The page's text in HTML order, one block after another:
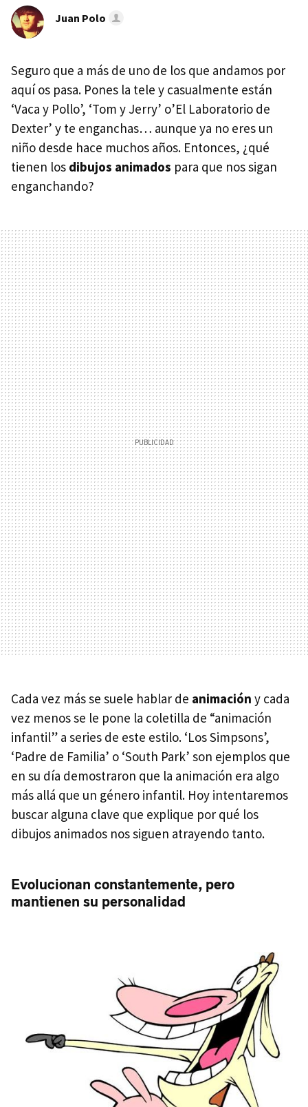
Juan Polo
Seguro que a más de uno de los que andamos por
aquí os pasa. Pones la tele y casualmente están
‘Vaca y Pollo’, ‘Tom y Jerry’ o’El Laboratorio de
Dexter’ y te enganchas… aunque ya no eres un
niño desde hace muchos años. Entonces, ¿qué
tienen los dibujos animados para que nos sigan
enganchando?
Cada vez más se suele hablar de animación y cada
vez menos se le pone la coletilla de “animación
infantil” a series de este estilo. ‘Los Simpsons’,
‘Padre de Familia’ o ‘South Park’ son ejemplos que
en su día demostraron que la animación era algo
más allá que un género infantil. Hoy intentaremos
buscar alguna clave que explique por qué los
dibujos animados nos siguen atrayendo tanto.
Evolucionan constantemente, pero
mantienen su personalidad